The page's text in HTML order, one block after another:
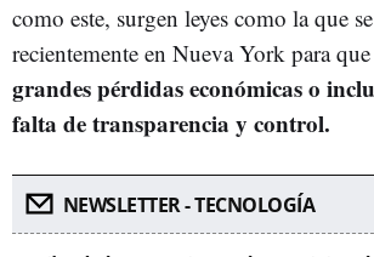
como este, surgen leyes como la que
recientemente en Nueva York para
grandes pérdidas económicas o
falta de transparencia y control.
NEWSLETTER - TECNOLOGÍA